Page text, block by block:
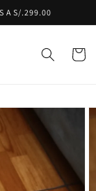
A S/.299.00
Carrito